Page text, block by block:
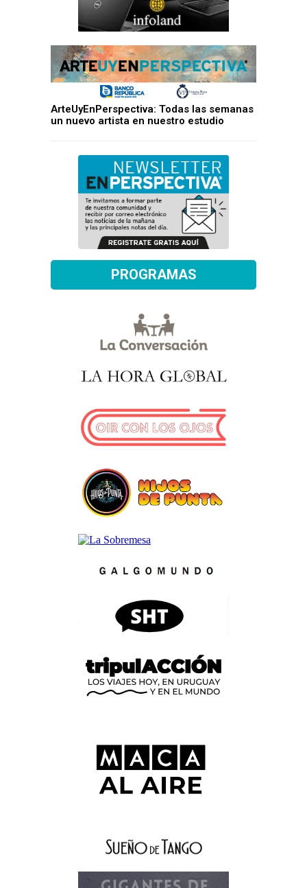
ArteUyEnPerspectiva: Todas las semanas
un nuevo artista en nuestro estudio
PROGRAMAS